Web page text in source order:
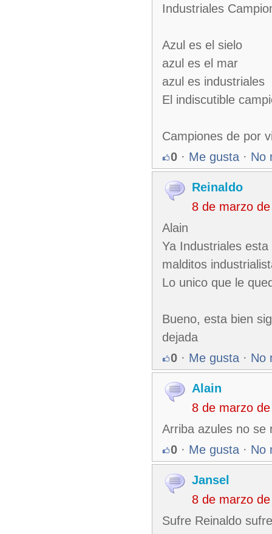
Industriales
Azul es el sielo
azul es el mar
azul es industriales
El indiscutible
Campiones de por
0 · Me gusta · No
Reinaldo
8 de marzo
Alain
Ya Industriales
malditos
Lo unico que le
Bueno, esta bien
dejada
0 · Me gusta · No
Alain
8 de marzo
Arriba azules no se
0 · Me gusta · No
Jansel
8 de marzo
Sufre Reinaldo